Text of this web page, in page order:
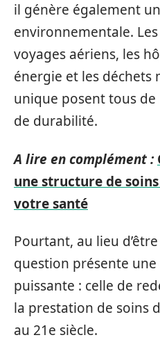
il génère également
environnementale.
voyages aériens, les
énergie et les déchets
unique posent tous
de durabilité.
A lire en complément :
une structure de
votre santé
Pourtant, au lieu
question présente
puissante : celle de
la prestation de soins
au 21e siècle.